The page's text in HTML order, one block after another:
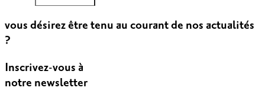
vous désirez être tenu au courant de nos actualités
?
Inscrivez-vous à
notre newsletter